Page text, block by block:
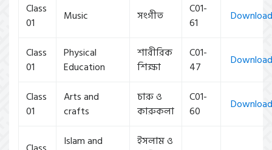
Class
01
Music সংগীত
C01-
61
Download
Class
01
Physical
Education
শারীরিক
শিক্ষা
C01-
47
Download
Class
01
Arts and
crafts
চারু ও
কারুকলা
C01-
60
Download
Islam and
ইসলাম ও